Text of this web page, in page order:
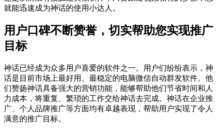
就能迅速成为神话的使用小达人。
用户口碑不断赞誉，切实帮助您实现推广
目标
神话已经成为众多用户喜爱的软件之一。用户们纷纷表示，神
话是目前市场上最好用、最稳定的电脑微信自动群发软件。他
们赞扬神话具备强大的营销功能，能够帮助他们节省时间和人
力成本，将重复、繁琐的工作交给神话去完成。神话在企业推
广、个人品牌推广等方面均有卓越表现，帮助用户实现了令人
满意的推广目标。